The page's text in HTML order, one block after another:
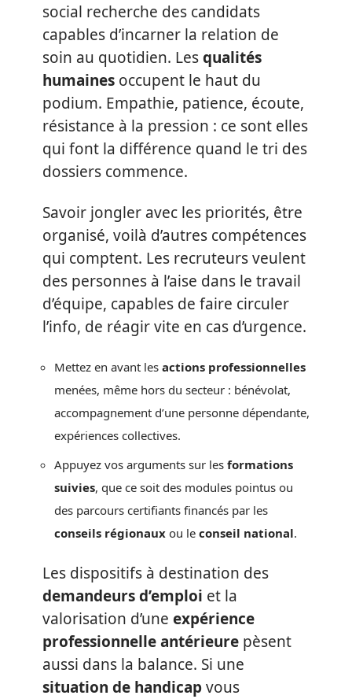
social recherche des candidats
capables d’incarner la relation de
soin au quotidien. Lesqualités
humaines occupent le haut du
podium. Empathie, patience, écoute,
résistance à la pression : ce sont elles
qui font la différence quand le tri des
dossiers commence.
Savoir jongler avec les priorités, être
organisé, voilà d’autres compétences
qui comptent. Les recruteurs veulent
des personnes à l’aise dans le travail
d’équipe, capables de faire circuler
l’info, de réagir vite en cas d’urgence.
Mettez en avant les actions professionnelles
menées, même hors du secteur : bénévolat,
accompagnement d’une personne dépendante,
expériences collectives.
Appuyez vos arguments sur les formations
suivies, que ce soit des modules pointus ou
des parcours certifiants financés par les
conseils régionaux ou le conseil national.
Les dispositifs à destination des
demandeurs d’emploi et la
valorisation d’une expérience
professionnelle antérieure pèsent
aussi dans la balance. Si une
situation de handicapvous